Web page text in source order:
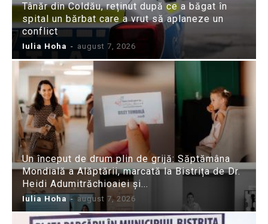
Tânăr din Coldău, reținut după ce a băgat în
spital un bărbat care a vrut să aplaneze un
conflict
Iulia Hoha - august 7, 2026
Un început de drum plin de grijă: Săptămâna
Mondială a Alăptării, marcată la Bistrița de Dr.
Heidi Adumitrăchioaiei și...
Iulia Hoha - august 7, 2026